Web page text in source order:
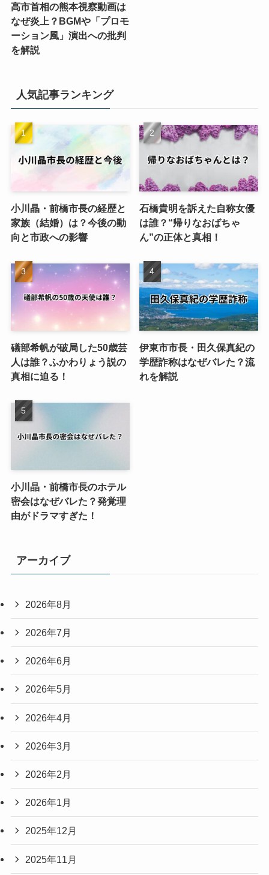
高市首相の熊本視察動画は
なぜ炎上？BGMや「プロモ
ーション風」演出への批判
を解説
人気記事ランキング
小川晶・前橋市長の経歴と
家族（結婚）は？今後の動
向と市政への影響
石橋貴明を訴えた自称女優
は誰？“帰りなおばちゃ
ん”の正体と真相！
礒部希帆が破局した50歳芸
人は誰？ふかわりょう説の
真相に迫る！
伊東市市長・田久保真紀の
学歴詐称はなぜバレた？流
れを解説
小川晶・前橋市長のホテル
密会はなぜバレた？発覚理
由がドラマすぎた！
アーカイブ
2026年8月
2026年7月
2026年6月
2026年5月
2026年4月
2026年3月
2026年2月
2026年1月
2025年12月
2025年11月